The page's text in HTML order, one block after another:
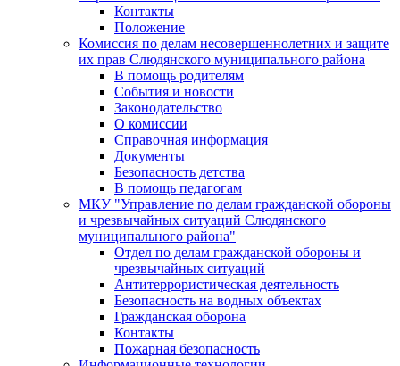
Контакты
Положение
Комиссия по делам несовершеннолетних и защите
их прав Слюдянского муниципального района
В помощь родителям
События и новости
Законодательство
О комиссии
Справочная информация
Документы
Безопасность детства
В помощь педагогам
МКУ "Управление по делам гражданской обороны
и чрезвычайных ситуаций Слюдянского
муниципального района"
Отдел по делам гражданской обороны и
чрезвычайных ситуаций
Антитеррористическая деятельность
Безопасность на водных объектах
Гражданская оборона
Контакты
Пожарная безопасность